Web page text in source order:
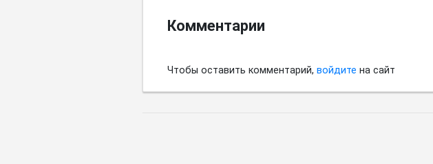
Комментарии
Чтобы оставить комментарий, войдите на сайт